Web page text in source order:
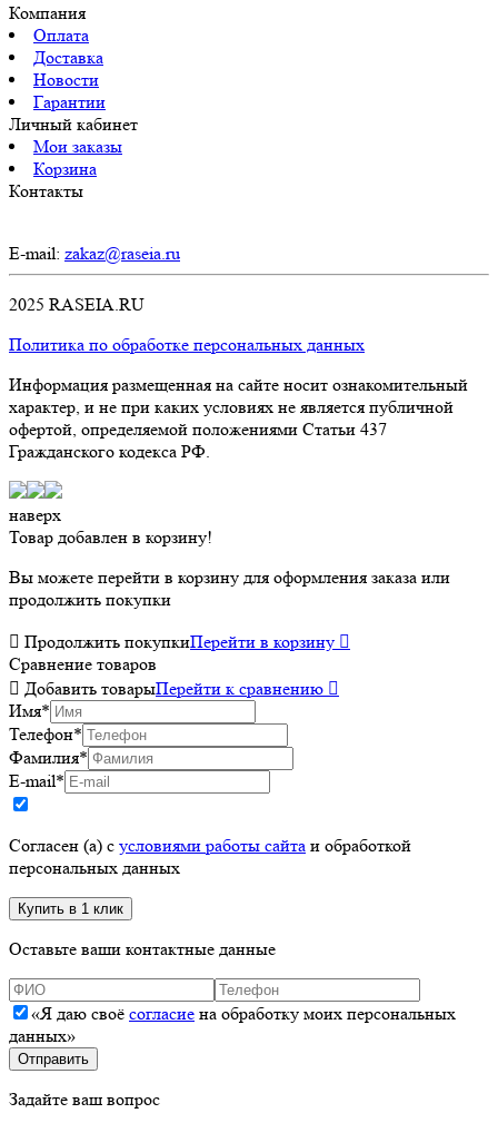
Компания
Оплата
Доставка
Новости
Гарантии
Личный кабинет
Мои заказы
Корзина
Контакты
E-mail: zakaz@raseia.ru
2025 RASEIA.RU
Политика по обработке персональных данных
Информация размещенная на сайте носит ознакомительный
характер, и не при каких условиях не является публичной
офертой, определяемой положениями Статьи 437
Гражданского кодекса РФ.
наверх
Товар добавлен в корзину!
Вы можете перейти в корзину для оформления заказа или
продолжить покупки
 Продолжить покупкиПерейти в корзину 
Сравнение товаров
 Добавить товарыПерейти к сравнению 
Имя*
Телефон*
Фамилия*
E-mail*
Согласен (а) с условиями работы сайта и обработкой
персональных данных
Оставьте ваши контактные данные
«Я даю своё согласие на обработку моих персональных
данных»
Задайте ваш вопрос